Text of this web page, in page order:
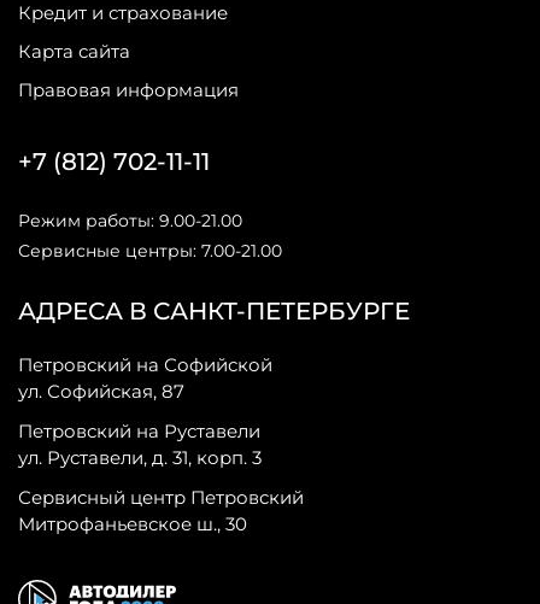
Кредит и страхование
Карта сайта
Правовая информация
АДРЕСА В САНКТ-ПЕТЕРБУРГЕ
Петровский на Софийской
ул. Софийская, 87
Петровский на Руставели
ул. Руставели, д. 31, корп. 3
Сервисный центр Петровский
Митрофаньевское ш., 30
+7 (812) 702-11-11
Режим работы: 9.00-21.00
Сервисные центры: 7.00-21.00